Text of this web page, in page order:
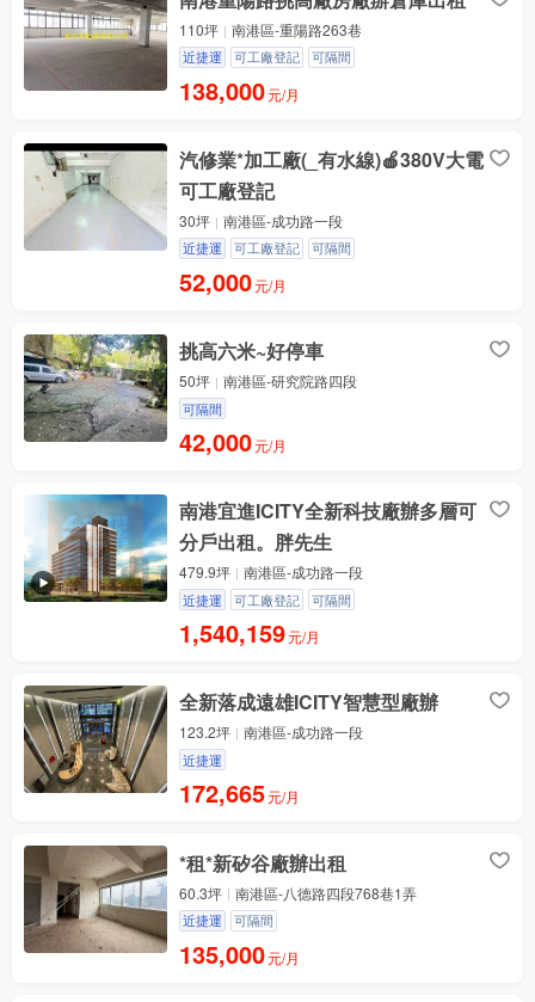
110坪 南港區-重陽路263巷
近捷運 可工廠登記 可隔間
138,000元/月
汽修業*加工廠(_有水線)🍎380V大電
可工廠登記
30坪 南港區-成功路一段
近捷運 可工廠登記 可隔間
52,000元/月
挑高六米~好停車
50坪 南港區-研究院路四段
可隔間
42,000元/月
南港宜進ICITY全新科技廠辦多層可
分戶出租。胖先生
479.9坪 南港區-成功路一段
近捷運 可工廠登記 可隔間
1,540,159元/月
全新落成遠雄ICITY智慧型廠辦
123.2坪 南港區-成功路一段
近捷運
172,665元/月
*租*新矽谷廠辦出租
60.3坪 南港區-八德路四段768巷1弄
近捷運 可隔間
135,000元/月